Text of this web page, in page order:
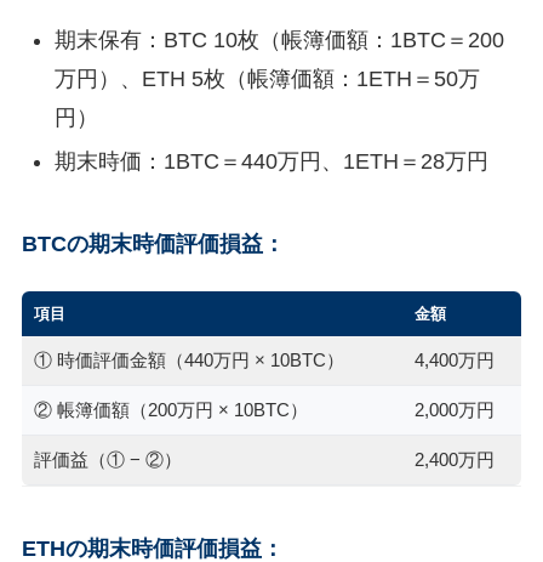
期末保有：BTC 10枚（帳簿価額：1BTC＝200
万円）、ETH 5枚（帳簿価額：1ETH＝50万
円）
期末時価：1BTC＝440万円、1ETH＝28万円
BTCの期末時価評価損益：
項目 金額
① 時価評価金額（440万円 × 10BTC） 4,400万円
② 帳簿価額（200万円 × 10BTC） 2,000万円
評価益（① − ②） 2,400万円
ETHの期末時価評価損益：